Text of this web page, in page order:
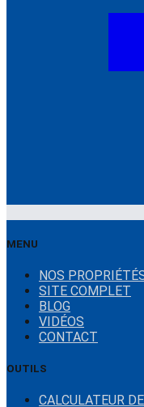
MENU
NOS
SITE COMPLET
BLOG
VIDÉOS
CONTACT
OUTILS
CALCULATEUR